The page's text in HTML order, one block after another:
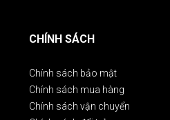
CHÍNH SÁCH
Chính sách bảo mật
Chính sách mua hàng
Chính sách vận chuyển